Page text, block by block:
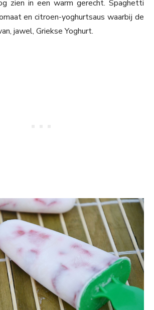
zien in een warm gerecht. Spaghetti
en citroen-yoghurtsaus waarbij de
jawel, Griekse Yoghurt.